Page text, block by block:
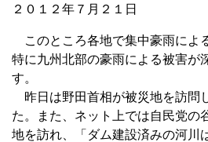
２０１２年７月２１日
このところ各地で集中豪雨によ
特に九州北部の豪雨による被害が
す。
昨日は野田首相が被災地を訪問
た。また、ネット上では自民党の
地を訪れ、「ダム建設済みの河川